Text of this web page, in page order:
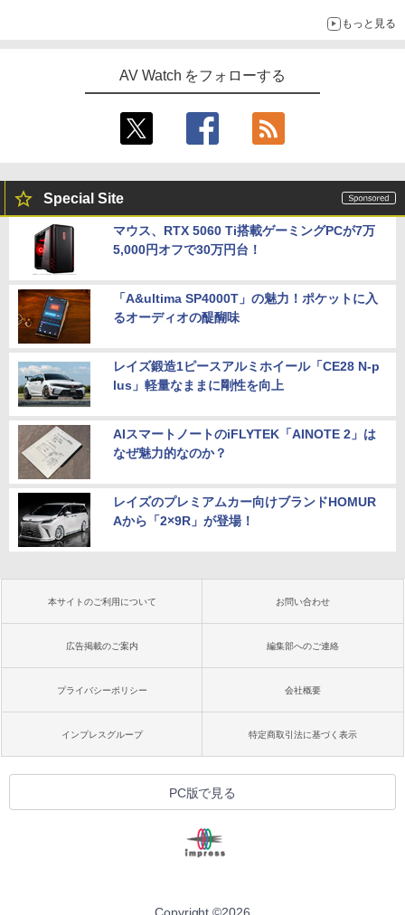
もっと見る
AV Watch をフォローする
Special Site
マウス、RTX 5060 Ti搭載ゲーミングPCが7万
5,000円オフで30万円台！
「A&ultima SP4000T」の魅力！ポケットに入
るオーディオの醍醐味
レイズ鍛造1ピースアルミホイール「CE28 N-p
lus」軽量なままに剛性を向上
AIスマートノートのiFLYTEK「AINOTE 2」は
なぜ魅力的なのか？
レイズのプレミアムカー向けブランドHOMUR
Aから「2×9R」が登場！
本サイトのご利用について お問い合わせ
広告掲載のご案内 編集部へのご連絡
プライバシーポリシー 会社概要
インプレスグループ 特定商取引法に基づく表示
PC版で見る